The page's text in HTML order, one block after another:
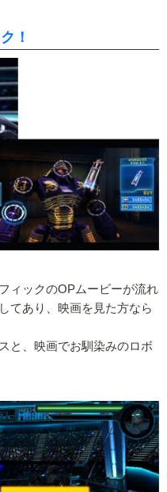
！
ィックのOPムービーが流れ
てあり、映画を見た方なら
と、映画でお馴染みのロボ